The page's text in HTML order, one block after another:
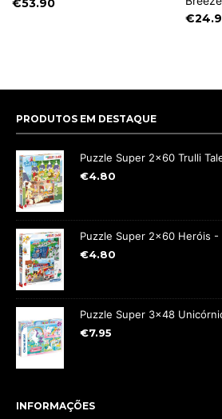
€53.90
€
PRODUTOS EM DESTAQUE
Puzzle Super 2x60 Trulli
€4.80
Puzzle Super 2x60 Heróis -
€4.80
Puzzle Super 3x48
€7.95
INFORMAÇÕES